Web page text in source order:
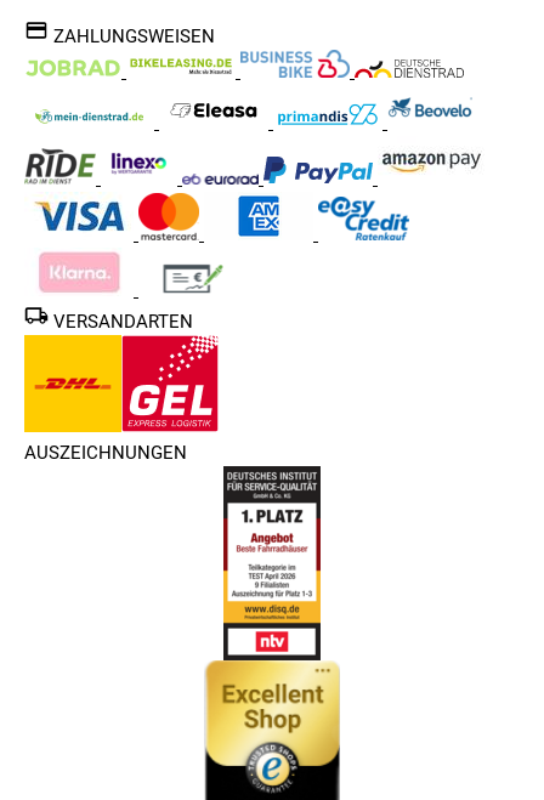
ZAHLUNGSWEISEN
VERSANDARTEN
AUSZEICHNUNGEN